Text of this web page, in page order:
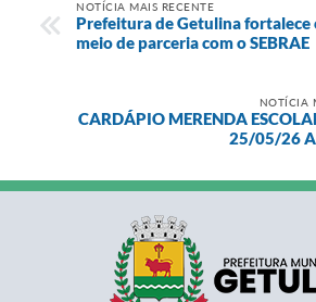
NOTÍCIA MAIS RECENTE
Prefeitura de Getulina fortalece
meio de parceria com o SEBRAE
NOTÍCIA
CARDÁPIO MERENDA
25/05/26